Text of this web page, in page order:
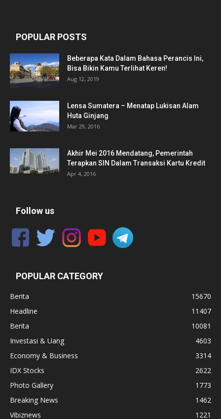
POPULAR POSTS
Beberapa Kata Dalam Bahasa Perancis Ini,
Bisa Bikin Kamu Terlihat Keren!
Aug 12, 2019
Lensa Sumatera – Menatap Lukisan Alam
Huta Ginjang
Mar 29, 2016
Akhir Mei 2016 Mendatang, Pemerintah
Terapkan SIN Dalam Transaksi Kartu Kredit
Apr 4, 2016
Follow us
POPULAR CATEGORY
Berita
15670
Headline
11407
Berita
10081
Investasi & Uang
4603
Economy & Business
3314
IDX Stocks
2622
Photo Gallery
1773
Breaking News
1462
Vibiznews
1221